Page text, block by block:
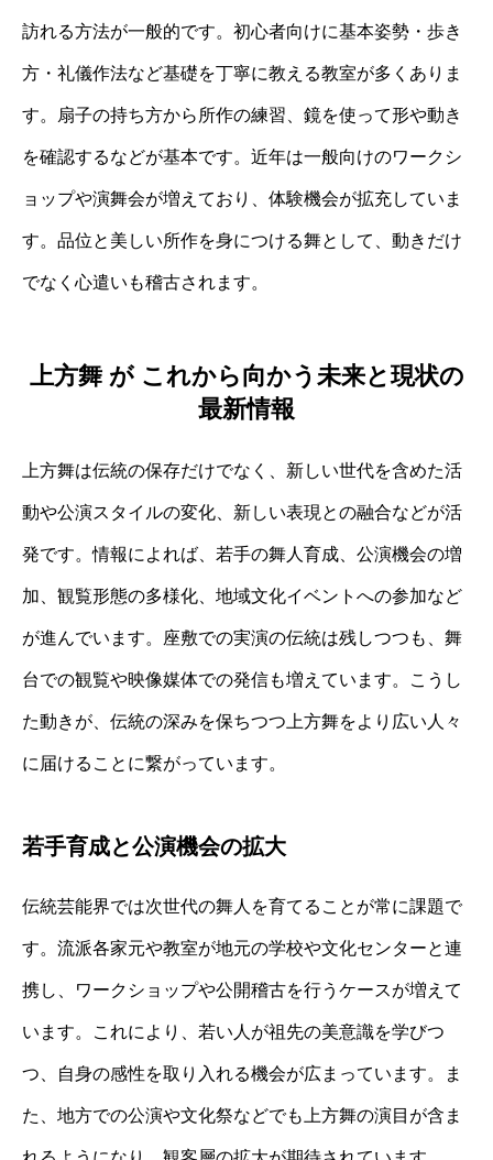
訪れる方法が一般的です。初心者向けに基本姿勢・歩き
方・礼儀作法など基礎を丁寧に教える教室が多くありま
す。扇子の持ち方から所作の練習、鏡を使って形や動き
を確認するなどが基本です。近年は一般向けのワークシ
ョップや演舞会が増えており、体験機会が拡充していま
す。品位と美しい所作を身につける舞として、動きだけ
でなく心遣いも稽古されます。
上方舞 が これから向かう未来と現状の
最新情報
上方舞は伝統の保存だけでなく、新しい世代を含めた活
動や公演スタイルの変化、新しい表現との融合などが活
発です。情報によれば、若手の舞人育成、公演機会の増
加、観覧形態の多様化、地域文化イベントへの参加など
が進んでいます。座敷での実演の伝統は残しつつも、舞
台での観覧や映像媒体での発信も増えています。こうし
た動きが、伝統の深みを保ちつつ上方舞をより広い人々
に届けることに繋がっています。
若手育成と公演機会の拡大
伝統芸能界では次世代の舞人を育てることが常に課題で
す。流派各家元や教室が地元の学校や文化センターと連
携し、ワークショップや公開稽古を行うケースが増えて
います。これにより、若い人が祖先の美意識を学びつ
つ、自身の感性を取り入れる機会が広まっています。ま
た、地方での公演や文化祭などでも上方舞の演目が含ま